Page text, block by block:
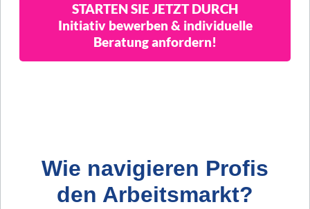
STARTEN SIE JETZT DURCH
Initiativ bewerben & individuelle
Beratung anfordern!
Wie navigieren Profis
den Arbeitsmarkt?